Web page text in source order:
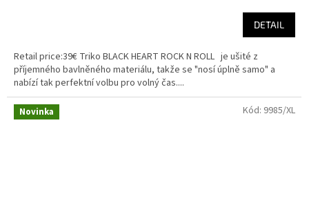
z
5
hvězdiček.
DETAIL
Retail price:39€ Triko BLACK HEART ROCK N ROLL je ušité z
příjemného bavlněného materiálu, takže se "nosí úplně samo" a
nabízí tak perfektní volbu pro volný čas....
Novinka Kód: 9985/XL